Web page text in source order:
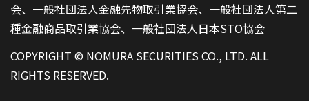
会、一般社団法人金融先物取引業協会、一般社団法人第二
種金融商品取引業協会、一般社団法人日本STO協会
COPYRIGHT © NOMURA SECURITIES CO., LTD. ALL
RIGHTS RESERVED.